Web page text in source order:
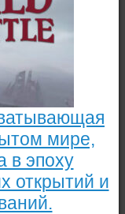
мире,
в эпоху
открытий и